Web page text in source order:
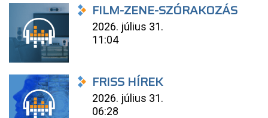
FILM-ZENE-SZÓRAKOZÁS
2026. július 31.
11:04
FRISS HÍREK
2026. július 31.
06:28